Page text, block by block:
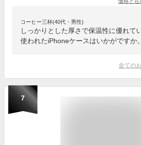
コーヒー三杯(40代・男性)
しっかりとした厚さで保温性に優れて
使われたiPhoneケースはいかがですか。
全ての
7